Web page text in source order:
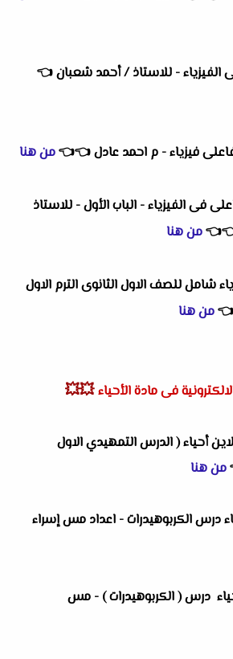
الفيزياء - للاستاذ / أحمد شعبان👈
فيزياء - م احمد عادل👈
👈من هنا
فى الفيزياء - الباب الأول - للاستاذ
👈من هنا
شامل للصف الاول الثانوى الترم الاول
👈من هنا
فى مادة الأحياء 💥💥
أحياء ( الدرس التمهيدي الاول
من هنا
درس الكربوهيدرات - اعداد مس إسراء
درس ( الكربوهيدرات ) - مس